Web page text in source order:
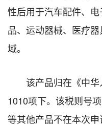
性后用于汽车配件、
品、运动器械、医疗
域。
该产品归在《中华
1010项下。该税则号
等其他产品不在本次申